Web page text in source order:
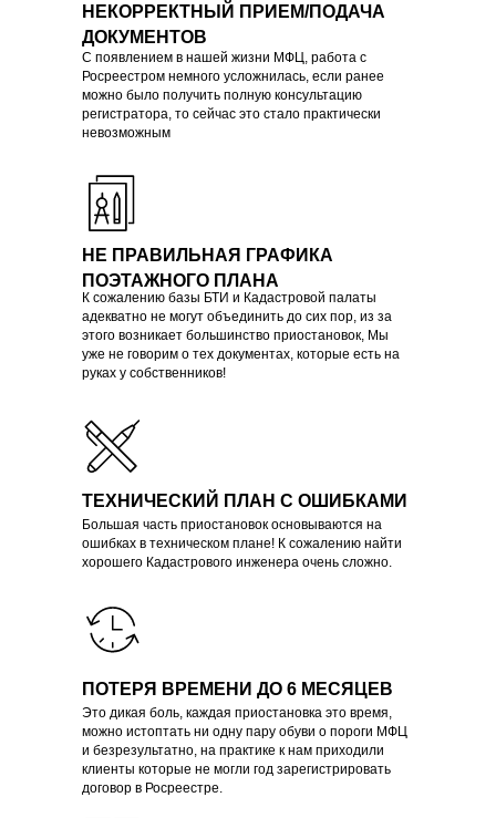
С появлением в нашей жизни МФЦ, работа с
Росреестром немного усложнилась, если ранее
можно было получить полную консультацию
регистратора, то сейчас это стало практически
невозможным
К сожалению базы БТИ и Кадастровой палаты
адекватно не могут объединить до сих пор, из за
этого возникает большинство приостановок, Мы
уже не говорим о тех документах, которые есть на
руках у собственников!
НЕКОРРЕКТНЫЙ ПРИЕМ/ПОДАЧА
ДОКУМЕНТОВ
НЕ ПРАВИЛЬНАЯ ГРАФИКА
ПОЭТАЖНОГО ПЛАНА
Большая часть приостановок основываются на
ошибках в техническом плане! К сожалению найти
хорошего Кадастрового инженера очень сложно.
Это дикая боль, каждая приостановка это время,
можно истоптать ни одну пару обуви о пороги МФЦ
и безрезультатно, на практике к нам приходили
клиенты которые не могли год зарегистрировать
договор в Росреестре.
ТЕХНИЧЕСКИЙ ПЛАН С ОШИБКАМИ
ПОТЕРЯ ВРЕМЕНИ ДО 6 МЕСЯЦЕВ